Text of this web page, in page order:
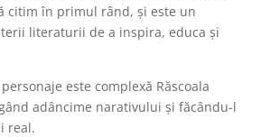
citim în primul rând, și este un
literaturii de a inspira, educa și
este complexă Răscoala
adâncime narativului și făcându-l
real.